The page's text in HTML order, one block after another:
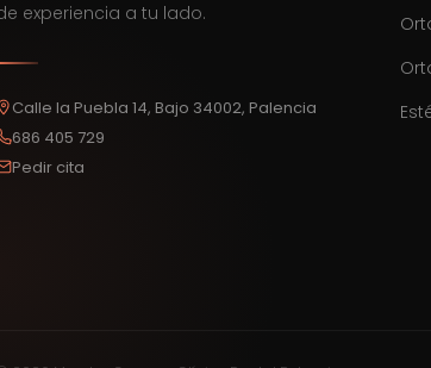
experiencia a tu lado.
Calle la Puebla 14, Bajo 34002, Palencia
686 405 729
Pedir cita